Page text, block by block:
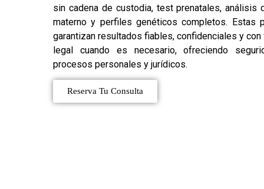
sin cadena de custodia, test prenatales, análisis
materno y perfiles genéticos completos. Estas
garantizan resultados fiables, confidenciales y
legal cuando es necesario, ofreciendo
procesos personales y jurídicos.
Reserva Tu Consulta